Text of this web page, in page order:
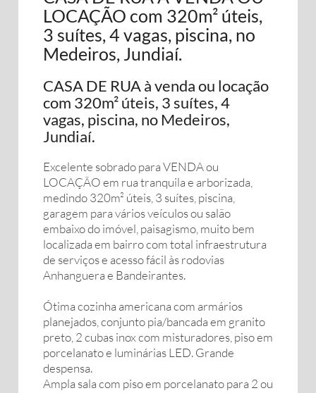
LOCAÇÃO com 320m² úteis,
3 suítes, 4 vagas, piscina, no
Medeiros, Jundiaí.
CASA DE RUA à venda ou locação
com 320m² úteis, 3 suítes, 4
vagas, piscina, no Medeiros,
Jundiaí.
Excelente sobrado para VENDA ou
LOCAÇÃO em rua tranquila e arborizada,
medindo 320m² úteis, 3 suítes, piscina,
garagem para vários veículos ou salão
embaixo do imóvel, paisagismo, muito bem
localizada em bairro com total infraestrutura
de serviços e acesso fácil às rodovias
Anhanguera e Bandeirantes.
Ótima cozinha americana com armários
planejados, conjunto pia/bancada em granito
preto, 2 cubas inox com misturadores, piso em
porcelanato e luminárias LED. Grande
despensa.
Ampla sala com piso em porcelanato para 2 ou